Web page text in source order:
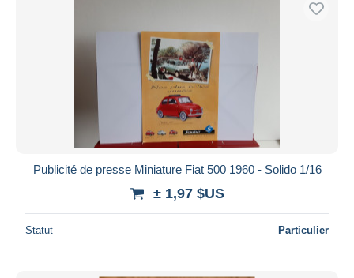
Publicité de presse Miniature Fiat 500 1960 - Solido 1/16
± 1,97 $US
Statut Particulier